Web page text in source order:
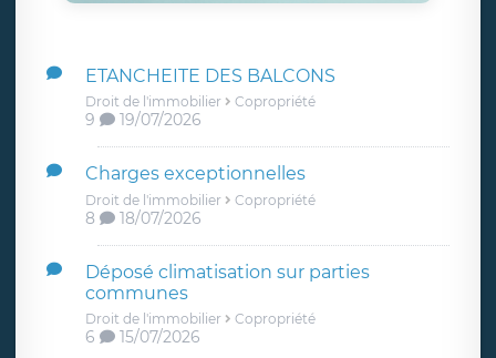
ETANCHEITE DES BALCONS
Droit de l'immobilier Copropriété
9 19/07/2026
Charges exceptionnelles
Droit de l'immobilier Copropriété
8 18/07/2026
Déposé climatisation sur parties
communes
Droit de l'immobilier Copropriété
6 15/07/2026